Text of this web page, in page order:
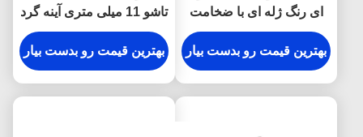
ای رنگ ژله ای با ضخامت
10 میلی متری آینه دستی
کوچک
بهترین قیمت رو بدست بیار
تاشو 11 میلی متری آینه گرد
و لوگو چرم PU
بهترین قیمت رو بدست بیار